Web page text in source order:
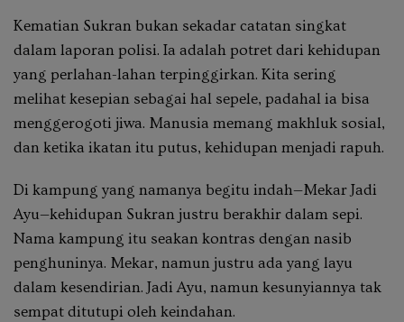
Kematian Sukran bukan sekadar catatan singkat
dalam laporan polisi. Ia adalah potret dari kehidupan
yang perlahan-lahan terpinggirkan. Kita sering
melihat kesepian sebagai hal sepele, padahal ia bisa
menggerogoti jiwa. Manusia memang makhluk sosial,
dan ketika ikatan itu putus, kehidupan menjadi rapuh.
Di kampung yang namanya begitu indah—Mekar Jadi
Ayu—kehidupan Sukran justru berakhir dalam sepi.
Nama kampung itu seakan kontras dengan nasib
penghuninya. Mekar, namun justru ada yang layu
dalam kesendirian. Jadi Ayu, namun kesunyiannya tak
sempat ditutupi oleh keindahan.